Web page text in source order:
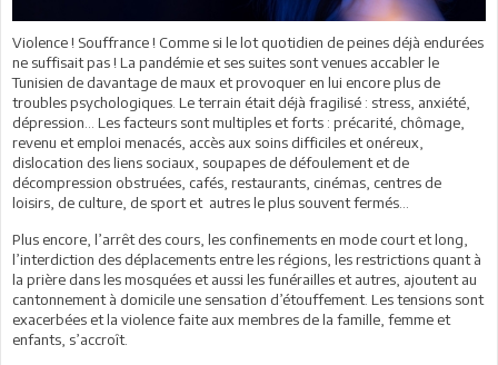
Violence ! Souffrance ! Comme si le lot quotidien de peines déjà endurées
ne suffisait pas ! La pandémie et ses suites sont venues accabler le
Tunisien de davantage de maux et provoquer en lui encore plus de
troubles psychologiques. Le terrain était déjà fragilisé : stress, anxiété,
dépression... Les facteurs sont multiples et forts : précarité, chômage,
revenu et emploi menacés, accès aux soins difficiles et onéreux,
dislocation des liens sociaux, soupapes de défoulement et de
décompression obstruées, cafés, restaurants, cinémas, centres de
loisirs, de culture, de sport et autres le plus souvent fermés...
Plus encore, l’arrêt des cours, les confinements en mode court et long,
l’interdiction des déplacements entre les régions, les restrictions quant à
la prière dans les mosquées et aussi les funérailles et autres, ajoutent au
cantonnement à domicile une sensation d’étouffement. Les tensions sont
exacerbées et la violence faite aux membres de la famille, femme et
enfants, s’accroît.